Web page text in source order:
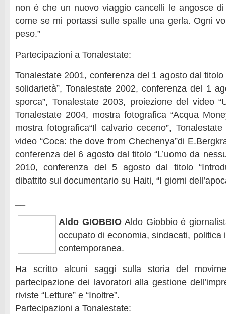
non è che un nuovo viaggio cancelli le angosce
come se mi portassi sulle spalle una gerla. Ogni
peso.”
Partecipazioni a Tonalestate:
Tonalestate 2001, conferenza del 1 agosto dal titolo
solidarietà”, Tonalestate 2002, conferenza del 1
sporca”, Tonalestate 2003, proiezione del video
Tonalestate 2004, mostra fotografica “Acqua
mostra fotografica“Il calvario ceceno”,
video “Coca: the dove from Chechenya”di
conferenza del 6 agosto dal titolo “L’uomo da
2010, conferenza del 5 agosto dal titolo
dibattito sul documentario su Haiti, “I giorni
Aldo GIOBBIO Aldo Giobbio è
occupato di economia, sindacati, politica
contemporanea.
Ha scritto alcuni saggi sulla storia del
partecipazione dei lavoratori alla gestione
riviste “Letture” e “Inoltre”.
Partecipazioni a Tonalestate: